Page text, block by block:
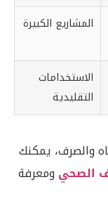
المشاريع الكبيرة
الاستخدامات
التقليدية
والصرف، يمكنك
الصحي ومعرفة